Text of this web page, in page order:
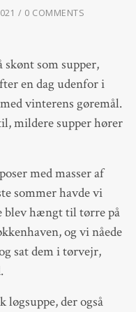
0 COMMENTS
som supper,
en dag udenfor i
vinterens gøremål.
mildere supper hører
med masser af
sommer havde vi
blev hængt til tørre på
og vi nåede
sat dem i tørvejr,
løgsuppe, der også